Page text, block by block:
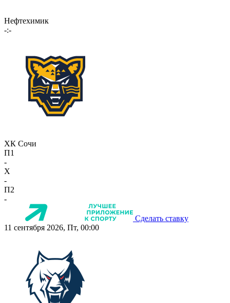
Нефтехимик
-:-
ХК Сочи
П1
-
X
-
П2
-
Сделать ставку
11 сентября 2026, Пт, 00:00